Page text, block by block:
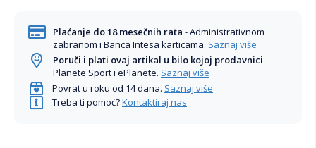
Plaćanje do 18 mesečnih rata - Administrativnom
zabranom i Banca Intesa karticama. Saznaj više
Poruči i plati ovaj artikal u bilo kojoj prodavnici
Planete Sport i ePlanete. Saznaj više
Povrat u roku od 14 dana. Saznaj više
Treba ti pomoć?Kontaktiraj nas